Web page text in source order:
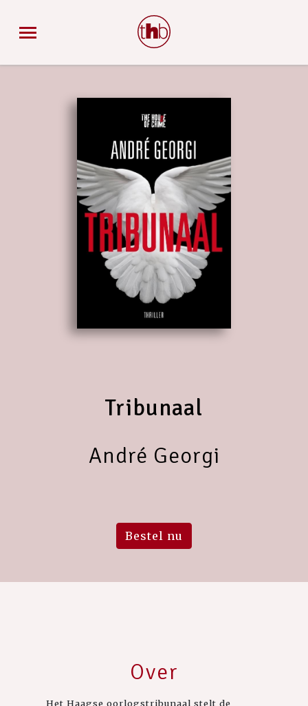
Tribunaal
André Georgi
Bestel nu
Over
Het Haagse oorlogstribunaal stelt de